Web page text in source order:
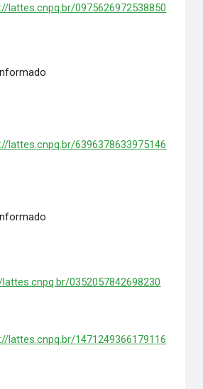
lattes.cnpq.br/0975626972538850
lattes.cnpq.br/6396378633975146
0352057842698230
lattes.cnpq.br/1471249366179116